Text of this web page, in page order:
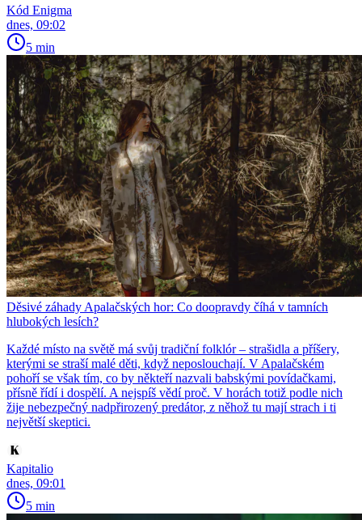
Kód Enigma
dnes, 09:02
5 min
Děsivé záhady Apalačských hor: Co doopravdy číhá v tamních
hlubokých lesích?
Každé místo na světě má svůj tradiční folklór – strašidla a příšery,
kterými se straší malé děti, když neposlouchají. V Apalačském
pohoří se však tím, co by někteří nazvali babskými povídačkami,
přísně řídí i dospělí. A nejspíš vědí proč. V horách totiž podle nich
žije nebezpečný nadpřirozený predátor, z něhož tu mají strach i ti
největší skeptici.
Kapitalio
dnes, 09:01
5 min